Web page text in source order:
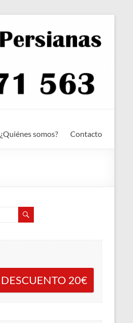
¿Quiénes somos? Contacto
DESCUENTO 20€